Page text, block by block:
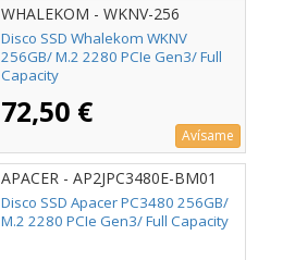
WHALEKOM - WKNV-256
Disco SSD Whalekom WKNV
256GB/ M.2 2280 PCIe Gen3/ Full
Capacity
72,50 €
Avísame
APACER - AP2JPC3480E-BM01
Disco SSD Apacer PC3480 256GB/
M.2 2280 PCIe Gen3/ Full Capacity